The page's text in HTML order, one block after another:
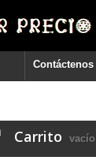
Contáctenos
Carrito vacío